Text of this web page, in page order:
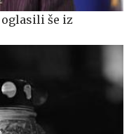
oglasili še iz